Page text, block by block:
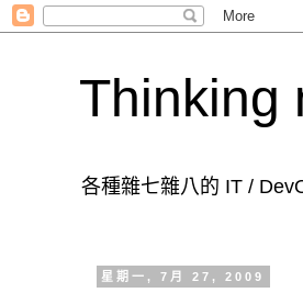
Thinking
各種雜七雜八的 IT /
星期一, 7月 27, 2009